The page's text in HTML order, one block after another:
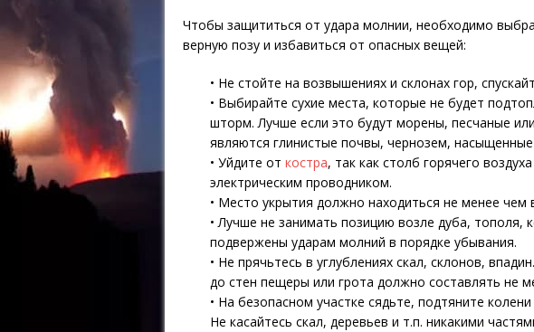
Чтобы защититься от удара молнии, необходимо
верную позу и избавиться от опасных вещей:
• Не стойте на возвышениях и склонах гор,
• Выбирайте сухие места, которые не будет
шторм. Лучше если это будут морены, песчаные
являются глинистые почвы, чернозем,
• Уйдите от костра, так как столб горячего
электрическим проводником.
• Место укрытия должно находиться не менее чем
• Лучше не занимать позицию возле дуба, тополя,
подвержены ударам молний в порядке убывания.
• Не прячьтесь в углублениях скал, склонов,
до стен пещеры или грота должно составлять не
• На безопасном участке сядьте, подтяните
Не касайтесь скал, деревьев и т.п. никакими